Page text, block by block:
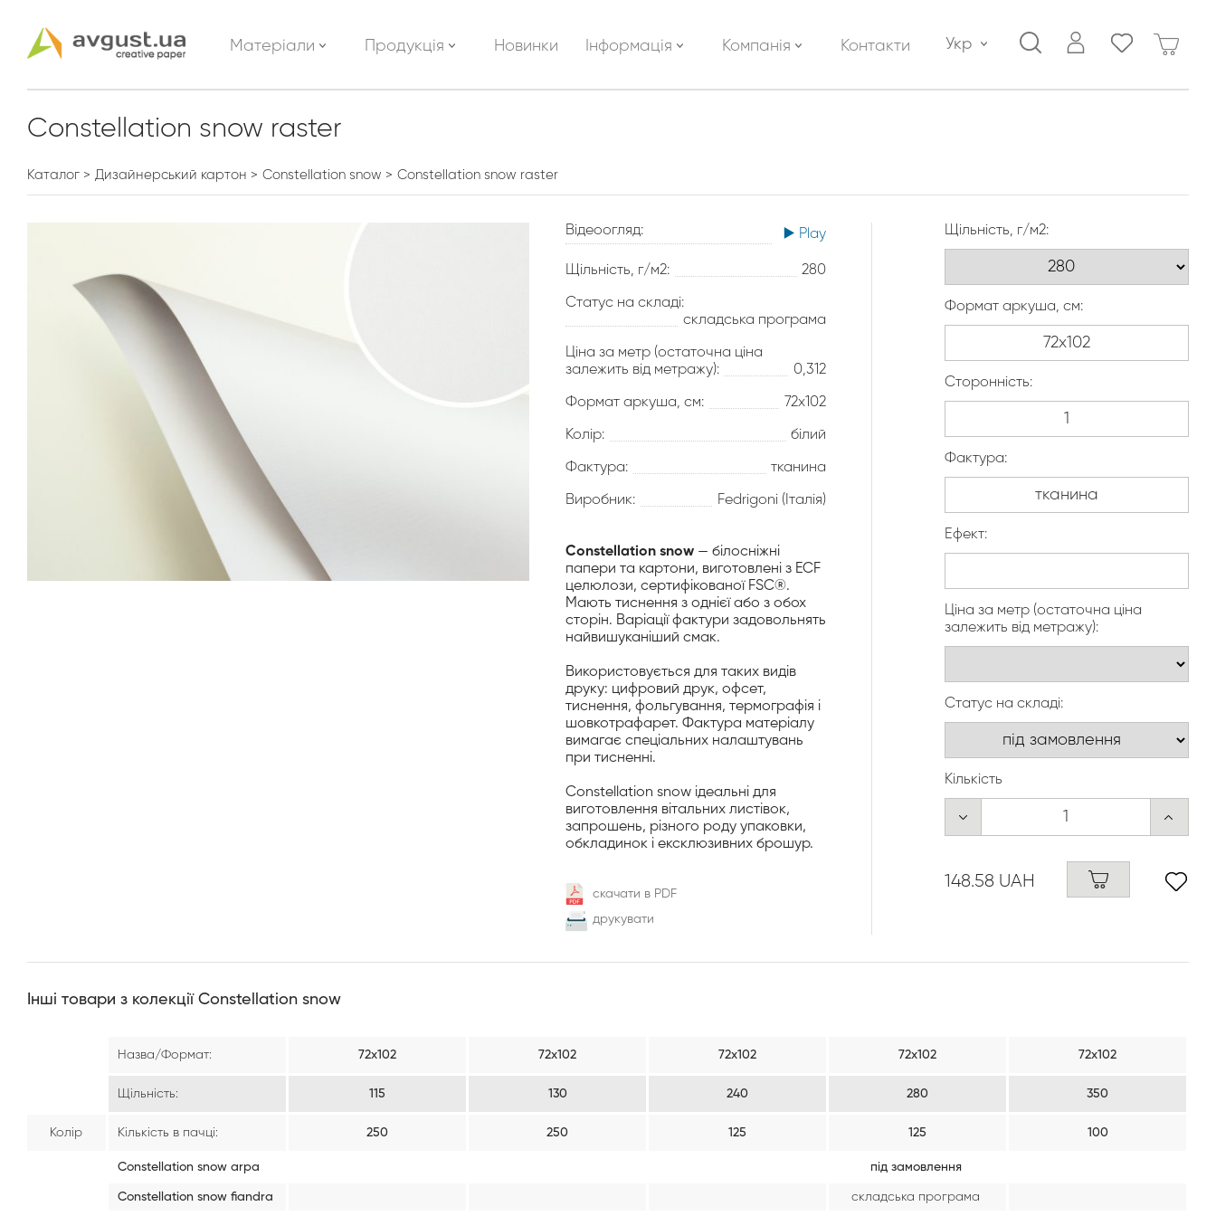
Матеріали Продукція Новинки Інформація Компанія Контакти Укр
Constellation snow raster
Каталог Дизайнерський картон Constellation snow Constellation snow raster
Відеоогляд: ▶️ Play
Щільність, г/м2: 280
Статус на складі:
складська програма
Ціна за метр (остаточна ціна
залежить від метражу):
0,312
Формат аркуша, см: 72х102
Колір: білий
Фактура: тканина
Виробник: Fedrigoni (Італія)
Constellation snow — білосніжні
папери та картони, виготовлені з ECF
целюлози, сертифікованої FSC®.
Мають тиснення з однієї або з обох
сторін. Варіації фактури задовольнять
найвишуканіший смак.
Використовується для таких видів
друку: цифровий друк, офсет,
тиснення, фольгування, термографія і
шовкотрафарет. Фактура матеріалу
вимагає спеціальних налаштувань
при тисненні.
Constellation snow ідеальні для
виготовлення вітальних листівок,
запрошень, різного роду упаковки,
обкладинок і ексклюзивних брошур.
скачати в PDF
друкувати
Щільність, г/м2:
Формат аркуша, см:
Сторонність:
Фактура:
Ефект:
Ціна за метр (остаточна ціна
залежить від метражу):
Статус на складі:
Кількість
148.58 UAH
Інші товари з колекції Constellation snow
Назва/Формат: 72х102 72х102 72х102 72х102 72х102
Щільність: 115 130 240 280 350
Колір Кількість в пачці: 250 250 125 125 100
Constellation snow arpa під замовлення
Constellation snow fiandra складська програма